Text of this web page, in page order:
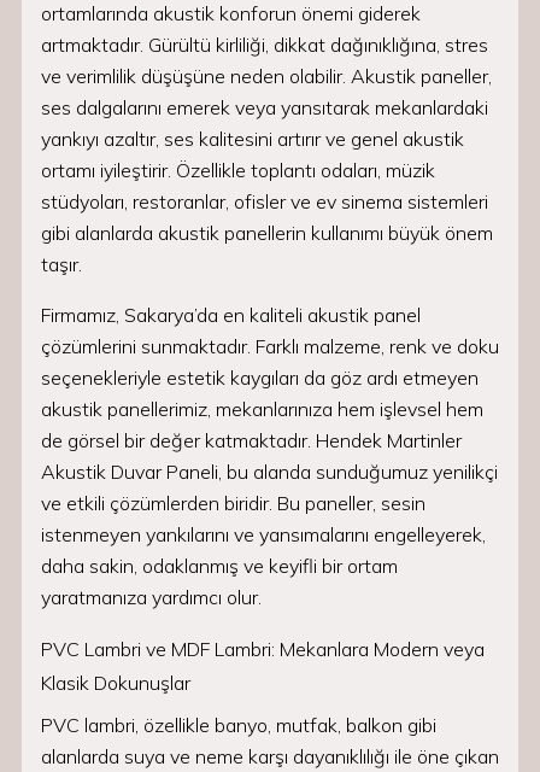
ortamlarında akustik konforun önemi giderek
artmaktadır. Gürültü kirliliği, dikkat dağınıklığına, stres
ve verimlilik düşüşüne neden olabilir. Akustik paneller,
ses dalgalarını emerek veya yansıtarak mekanlardaki
yankıyı azaltır, ses kalitesini artırır ve genel akustik
ortamı iyileştirir. Özellikle toplantı odaları, müzik
stüdyoları, restoranlar, ofisler ve ev sinema sistemleri
gibi alanlarda akustik panellerin kullanımı büyük önem
taşır.
Firmamız, Sakarya’da en kaliteli akustik panel
çözümlerini sunmaktadır. Farklı malzeme, renk ve doku
seçenekleriyle estetik kaygıları da göz ardı etmeyen
akustik panellerimiz, mekanlarınıza hem işlevsel hem
de görsel bir değer katmaktadır. Hendek Martinler
Akustik Duvar Paneli, bu alanda sunduğumuz yenilikçi
ve etkili çözümlerden biridir. Bu paneller, sesin
istenmeyen yankılarını ve yansımalarını engelleyerek,
daha sakin, odaklanmış ve keyifli bir ortam
yaratmanıza yardımcı olur.
PVC Lambri ve MDF Lambri: Mekanlara Modern veya
Klasik Dokunuşlar
PVC lambri, özellikle banyo, mutfak, balkon gibi
alanlarda suya ve neme karşı dayanıklılığı ile öne çıkan